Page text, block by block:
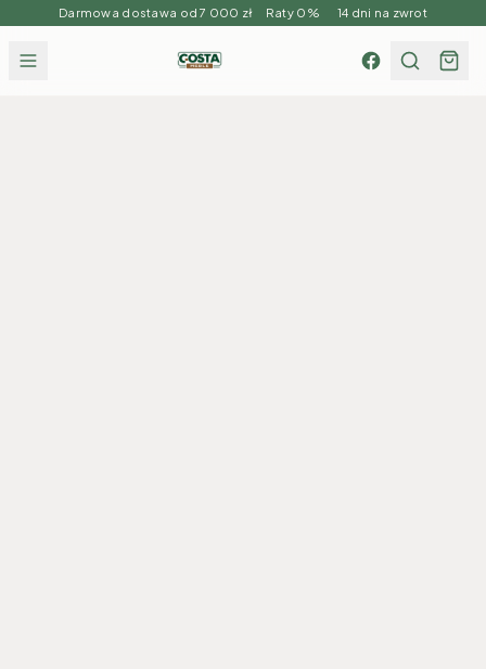
Darmowa dostawa od 7 000 zł Raty 0% 14 dni na zwrot